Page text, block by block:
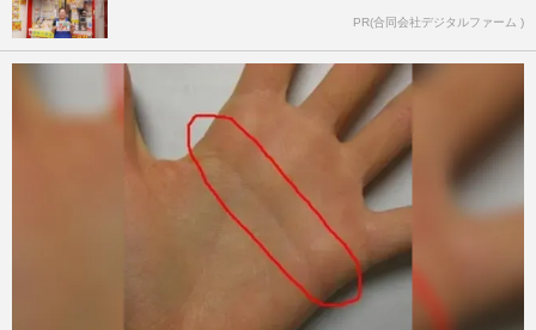
PR(合同会社デジタルファーム )